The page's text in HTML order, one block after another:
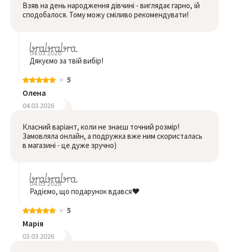
Взяв на день народження дівчині - виглядає гарно, їй
сподобалося. Тому можу сміливо рекомендувати!
04.03.2026
Дякуємо за твій вибір!
5
Олена
04.03.2026
Класний варіант, коли не знаєш точний розмір!
Замовляла онлайн, а подружка вже ним скористалась
в магазині - це дуже зручно)
04.03.2026
Радіємо, що подарунок вдався❤️
5
Марія
03.03.2026